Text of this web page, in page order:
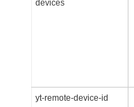
devices
yt-remote-device-id